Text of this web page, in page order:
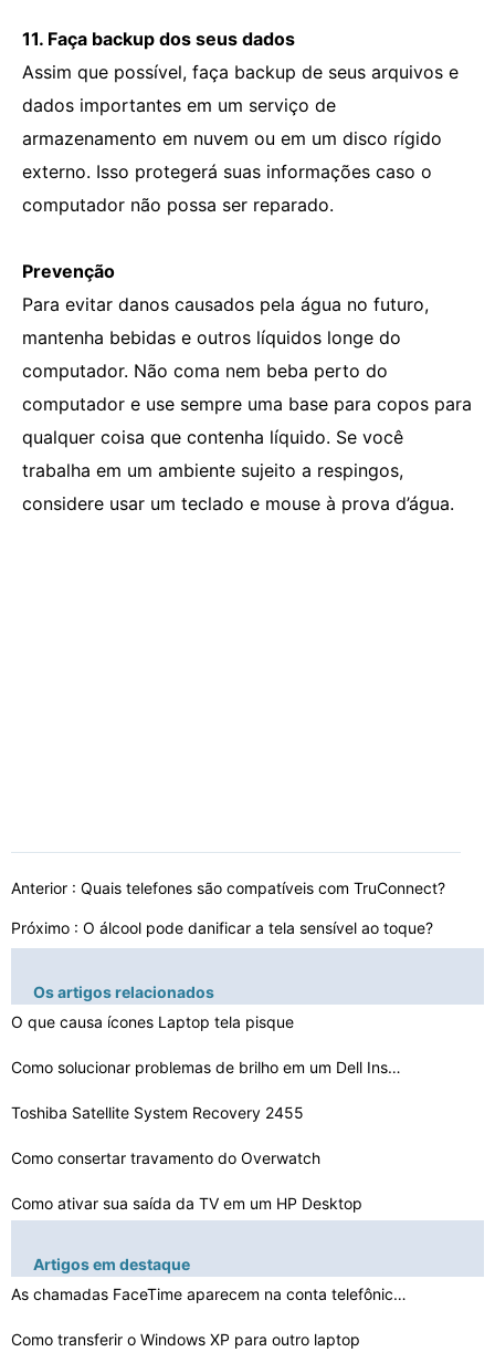
11. Faça backup dos seus dados
Assim que possível, faça backup de seus arquivos e
dados importantes em um serviço de
armazenamento em nuvem ou em um disco rígido
externo. Isso protegerá suas informações caso o
computador não possa ser reparado.
Prevenção
Para evitar danos causados ​​pela água no futuro,
mantenha bebidas e outros líquidos longe do
computador. Não coma nem beba perto do
computador e use sempre uma base para copos para
qualquer coisa que contenha líquido. Se você
trabalha em um ambiente sujeito a respingos,
considere usar um teclado e mouse à prova d’água.
Anterior : Quais telefones são compatíveis com TruConnect?
Próximo : O álcool pode danificar a tela sensível ao toque?
Os artigos relacionados
O que causa ícones Laptop tela pisque
Como solucionar problemas de brilho em um Dell Inspiron…
Toshiba Satellite System Recovery 2455
Como consertar travamento do Overwatch
Como ativar sua saída da TV em um HP Desktop
Como recuperar ícones Deletados
O que são circuitos Watchdog & How Do They Run
Artigos em destaque
As chamadas FaceTime aparecem na conta telefônica?
Como transferir o Windows XP para outro laptop